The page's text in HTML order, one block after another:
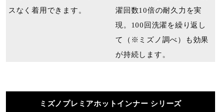
スなく着⽤できます。
濯回数10倍の耐久力を実
現。100回洗濯を繰り返し
て（※ミズノ調べ）も効果
が持続します。
ミズノプレミアホットインナー シリーズ